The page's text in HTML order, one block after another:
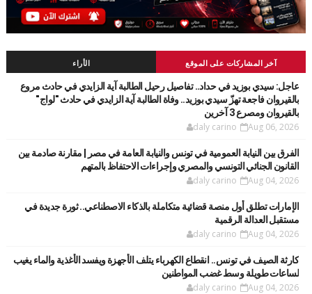
آخر المشاركات على الموقع الأراء
عاجل: سيدي بوزيد في حداد.. تفاصيل رحيل الطالبة آية الزايدي في حادث مروع
بالقيروان فاجعة تهزّ سيدي بوزيد.. وفاة الطالبة آية الزايدي في حادث "لواج"
بالقيروان ومصرع 3 آخرين
daly carino Aug 06, 2026
الفرق بين النيابة العمومية في تونس والنيابة العامة في مصر | مقارنة صادمة بين
القانون الجنائي التونسي والمصري وإجراءات الاحتفاظ بالمتهم
daly carino Aug 04, 2026
الإمارات تطلق أول منصة قضائية متكاملة بالذكاء الاصطناعي.. ثورة جديدة في
مستقبل العدالة الرقمية
daly carino Aug 04, 2026
كارثة الصيف في تونس.. انقطاع الكهرباء يتلف الأجهزة ويفسد الأغذية والماء يغيب
لساعات طويلة وسط غضب المواطنين
daly carino Aug 04, 2026